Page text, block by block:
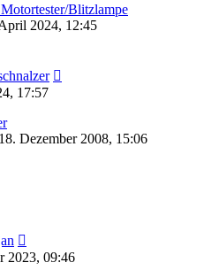
Blitzlampe
2024, 12:45
17:57
Dezember 2008, 15:06
2023, 09:46